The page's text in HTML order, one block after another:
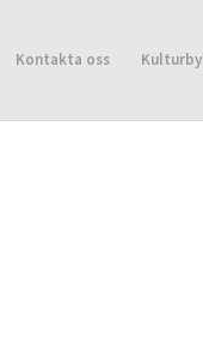
Kontakta oss